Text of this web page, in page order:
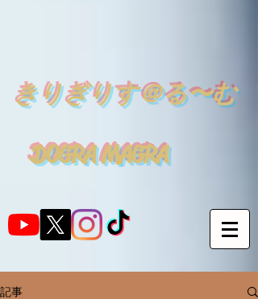
きりぎりす＠る〜む
DOGRA MAGRA
記事